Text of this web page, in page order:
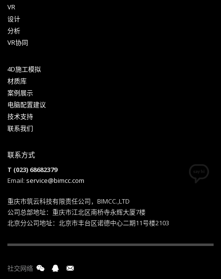
VR
设计
分析
VR协同
4D施工模拟
材质库
案例展示
电脑配置建议
技术支持
联系我们
联系方式
T (023) 68682379
Email: service@bimcc.com
重庆市筑云科技有限责任公司，BIMCC.,LTD
公司总部地址：重庆市江北区南桥寺永辉大厦7楼
北京分公司地址：北京市丰台区诺德中心二期11号楼2103
社交网络